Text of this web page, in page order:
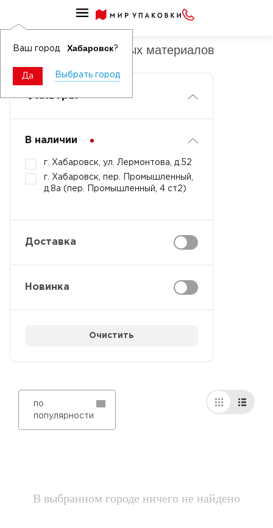
Ваш город Хабаровск?
Да Выбрать город
Шпагат из натуральных материалов
Фильтры
В наличии
г. Хабаровск, ул. Лермонтова, д.52
г. Хабаровск, пер. Промышленный,
д.8а (пер. Промышленный, 4 ст2)
Доставка
Новинка
Очистить
по
популярности
В выбранном городе ничего не найдено